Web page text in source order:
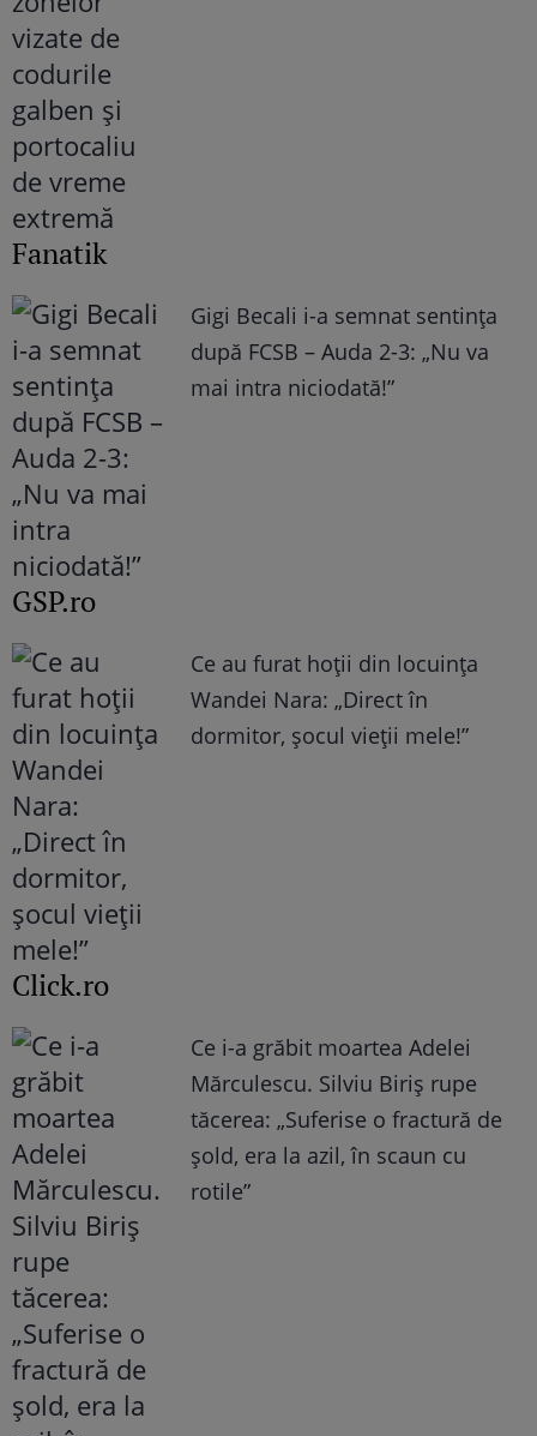
Fanatik
Gigi Becali i-a semnat sentința
după FCSB – Auda 2-3: „Nu va
mai intra niciodată!”
GSP.ro
Ce au furat hoții din locuința
Wandei Nara: „Direct în
dormitor, șocul vieții mele!”
Click.ro
Ce i-a grăbit moartea Adelei
Mărculescu. Silviu Biriș rupe
tăcerea: „Suferise o fractură de
șold, era la azil, în scaun cu
rotile”